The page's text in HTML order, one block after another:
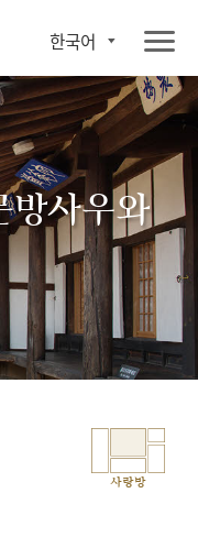
한국어
방사우와
사랑방